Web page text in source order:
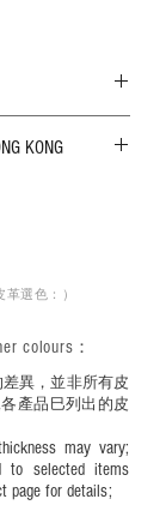
用程度等產生
用清潔劑及貂
至十二歲兒童
應小心處理。
KONG
革選色：）
異，並非所有皮
產品巳列出的皮
may vary;
to selected items
page for details;
colours ：